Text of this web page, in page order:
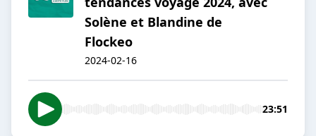
Solène et Blandine de
Flockeo
2024-02-16
23:51